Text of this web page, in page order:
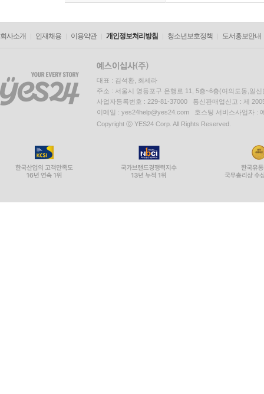
회사소개 인재채용 이용약관 개인정보처리방침 청소년보호정책 도서홍보안내
대표 : 김석환, 최세라
주소 : 서울시 영등포구 은행로 11, 5층~6층(여의도동,일신
사업자등록번호 : 229-81-37000 통신판매업신고 : 제
이메일 : yes24help@yes24.com 호스팅 서비스사업자 :
Copyright ⓒ YES24 Corp. All Rights Reserved.